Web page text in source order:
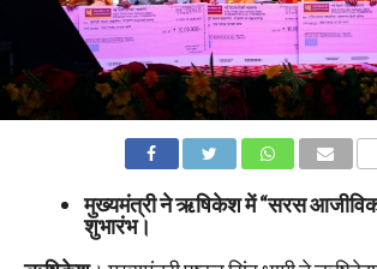
मुख्यमंत्री ने ऋषिकेश में “सरस
शुभारंभ।